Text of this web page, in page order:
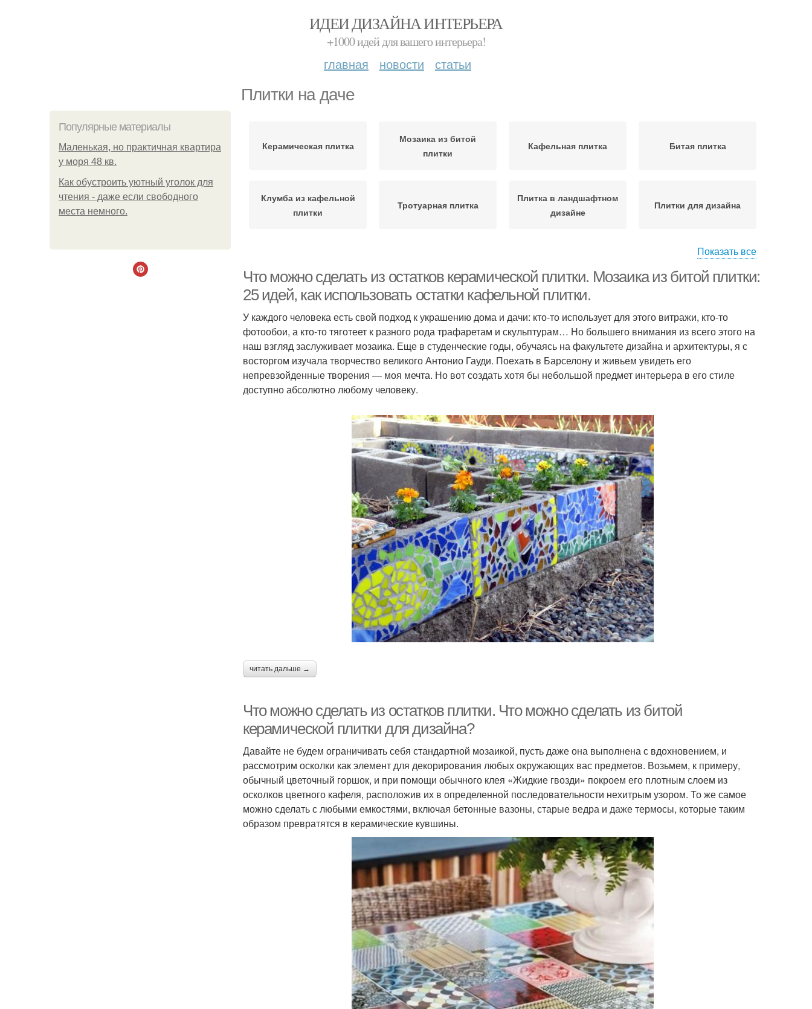
ИДЕИ ДИЗАЙНА ИНТЕРЬЕРА
+1000 идей для вашего интерьера!
главная новости статьи
Плитки на даче
Популярные материалы
Маленькая, но практичная квартира
у моря 48 кв.
Как обустроить уютный уголок для
чтения - даже если свободного
места немного.
Керамическая плитка
Мозаика из битой
плитки
Кафельная плитка Битая плитка
Клумба из кафельной
плитки
Тротуарная плитка
Плитка в ландшафтном
дизайне
Плитки для дизайна
плитки
Показать все
Что можно сделать из остатков керамической плитки. Мозаика из битой плитки:
25 идей, как использовать остатки кафельной плитки.
У каждого человека есть свой подход к украшению дома и дачи: кто-то использует для этого витражи, кто-то
фотообои, а кто-то тяготеет к разного рода трафаретам и скульптурам… Но большего внимания из всего этого на
наш взгляд заслуживает мозаика. Еще в студенческие годы, обучаясь на факультете дизайна и архитектуры, я с
восторгом изучала творчество великого Антонио Гауди. Поехать в Барселону и живьем увидеть его
непревзойденные творения — моя мечта. Но вот создать хотя бы небольшой предмет интерьера в его стиле
доступно абсолютно любому человеку.
читать дальше →
Что можно сделать из остатков плитки. Что можно сделать из битой
керамической плитки для дизайна?
Давайте не будем ограничивать себя стандартной мозаикой, пусть даже она выполнена с вдохновением, и
рассмотрим осколки как элемент для декорирования любых окружающих вас предметов. Возьмем, к примеру,
обычный цветочный горшок, и при помощи обычного клея «Жидкие гвозди» покроем его плотным слоем из
осколков цветного кафеля, расположив их в определенной последовательности нехитрым узором. То же самое
можно сделать с любыми емкостями, включая бетонные вазоны, старые ведра и даже термосы, которые таким
образом превратятся в керамические кувшины.